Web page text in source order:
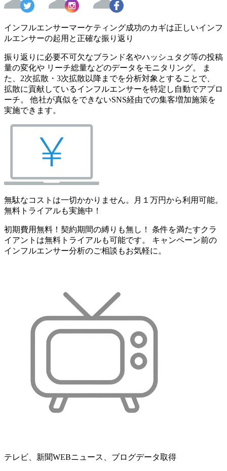
インフルエンサーマーケティング成功のカギは正しいインフ
ルエンサーの起用と正確な振り返り
振り返りに必要不可欠なブランド名やハッシュタグ等の投稿
量の変化や リーチ総量などのデータをモニタリング。 ま
た、2次拡散・3次拡散以降までを分析対象とすることで、
拡散に貢献しているインフルエンサーを特定し自動でアプロ
ーチ。 他社が真似をできないSNS経由での集客増加施策を
実施できます。
無駄なコストは一切かかりません。月１万円から利用可能。
無料トライアルも実施中！
初期費用無料！契約期間の縛りも無し！ 条件を満たすクラ
イアントは無料トライアルも可能です。 キャンペーン前の
インフルエンサー分析のご相談もお気軽に。
テレビ、新聞WEBニュース、ブログデータ取得